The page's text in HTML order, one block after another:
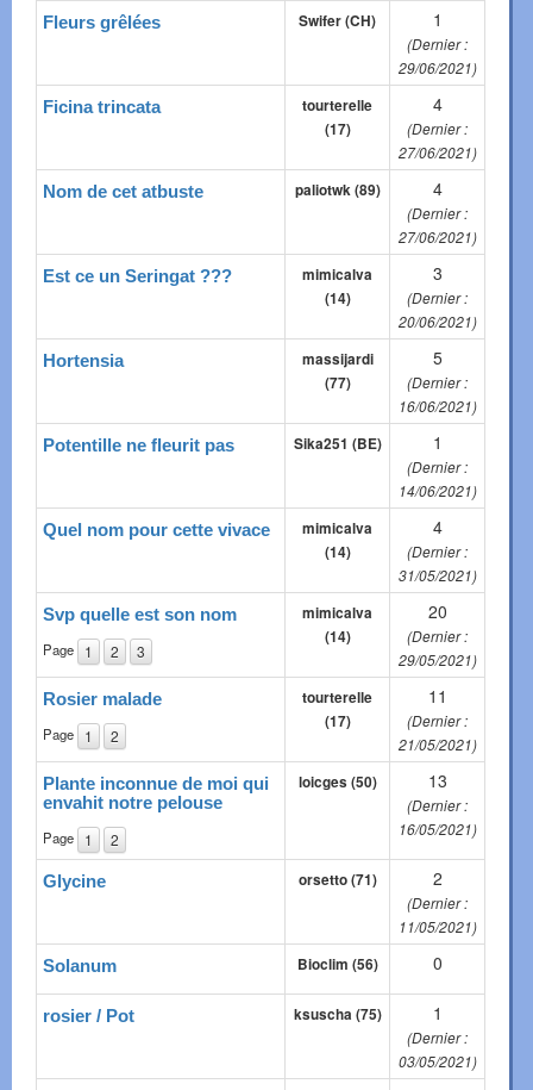
Fleurs grêlées Swifer (CH) 1
(Dernier :
29/06/2021)
Ficina trincata
tourterelle
(17)
4
(Dernier :
27/06/2021)
Nom de cet atbuste paliotwk (89) 4
(Dernier :
27/06/2021)
Est ce un Seringat ???
mimicalva
(14)
3
(Dernier :
20/06/2021)
Hortensia
massijardi
(77)
5
(Dernier :
16/06/2021)
Potentille ne fleurit pas Sika251 (BE) 1
(Dernier :
14/06/2021)
Quel nom pour cette vivace
mimicalva
(14)
4
(Dernier :
31/05/2021)
Svp quelle est son nom
Page 1 2 3
mimicalva
(14)
20
(Dernier :
29/05/2021)
Rosier malade
Page 1 2
tourterelle
(17)
11
(Dernier :
21/05/2021)
Plante inconnue de moi qui
envahit notre pelouse
Page 1 2
loicges (50) 13
(Dernier :
16/05/2021)
Glycine orsetto (71) 2
(Dernier :
11/05/2021)
Solanum Bioclim (56) 0
rosier / Pot ksuscha (75) 1
(Dernier :
03/05/2021)